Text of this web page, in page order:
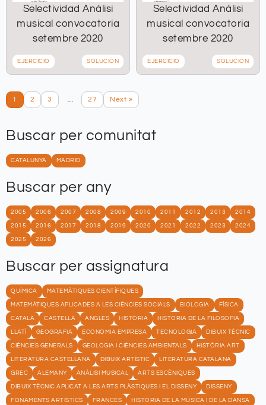
Selectividad Anàlisi
musical convocatoria
setembre 2020
EJERCICIO SOLUCIÓN
Selectividad Anàlisi
musical convocatoria
setembre 2020
EJERCICIO SOLUCIÓN
1 2 3 ... 27 Next »
Buscar per comunitat
CATALUNYA MADRID
Buscar per any
2005 2006 2007 2008 2009 2010 2011 2012 2013 2014
2015 2016 2017 2018 2019 2020 2021 2022 2023 2024
2025 2026
Buscar per assignatura
QUÍMICA MATEMÀTIQUES CIENTÍFIQUES
MATEMÀTIQUES APLICADES A LES CIÈNCIES SOCIALS BIOLOGIA FÍSICA
CATALÀ CASTELLÀ ANGLÈS HISTÒRIA HISTÒRIA DE LA FILOSOFIA
LLATÍ GEOGRAFIA ECONOMIA EMPRESA TECNOLOGIA DIBUIX TÈCNIC
CIÈNCIES GENERALS GEOLOGIA I CIÈNCIES AMBIENTALS HISTÒRIA ART
LITERATURA CASTELLANA DIBUIX ARTÍSTIC LITERATURA CATALANA
GREC ALEMANY ANÀLISI MUSICAL ARTS ESCÈNIQUES
DIBUIX TÈCNIC APLICAT A LES ARTS PLÀSTIQUES I EL DISSENY DISSENY
FONAMENTS ARTÍSTICS FRANCÈS HISTÒRIA DE LA MÚSICA I DE LA DANSA